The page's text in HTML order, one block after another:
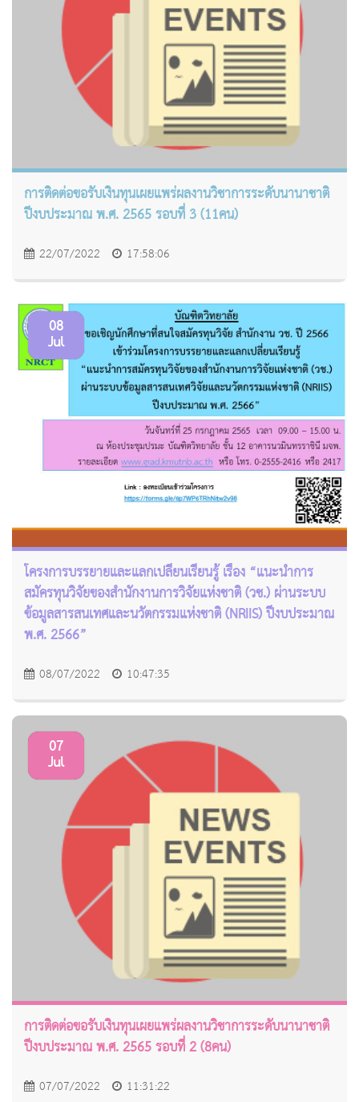
การติดต่อขอรับเงินทุนเผยแพร่ผลงานวิชาการระดับนานาชาติ
ปีงบประมาณ พ.ศ. 2565 รอบที่ 3 (11คน)
22/07/2022 17:58:06
08
Jul
โครงการบรรยายและแลกเปลี่ยนเรียนรู้ เรื่อง “แนะนำการ
สมัครทุนวิจัยของสำนักงานการวิจัยแห่งชาติ (วช.) ผ่านระบบ
ข้อมูลสารสนเทศและนวัตกรรมแห่งชาติ (NRIIS) ปีงบประมาณ
พ.ศ. 2566”
08/07/2022 10:47:35
07
Jul
การติดต่อขอรับเงินทุนเผยแพร่ผลงานวิชาการระดับนานาชาติ
ปีงบประมาณ พ.ศ. 2565 รอบที่ 2 (8คน)
07/07/2022 11:31:22